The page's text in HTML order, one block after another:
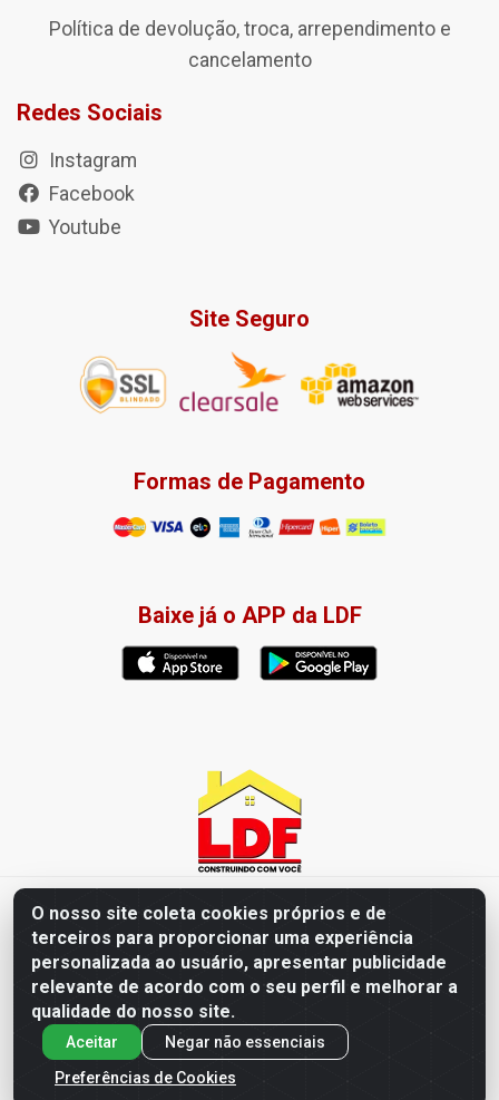
O nosso site coleta cookies próprios e de
terceiros para proporcionar uma experiência
personalizada ao usuário, apresentar publicidade
relevante de acordo com o seu perfil e melhorar a
qualidade do nosso site.
Aceitar
Negar não essenciais
Preferências de Cookies
Política de devolução, troca, arrependimento e
cancelamento
Redes Sociais
Instagram
Facebook
Youtube
Site Seguro
Formas de Pagamento
Baixe já o APP da LDF
LDF Home Center - R. Hortência Helena Amorim Brito, 1343 -
Jardim América, Cabedelo - PB / CEP 58102-660 - CNPJ
57.477.123/0001-35